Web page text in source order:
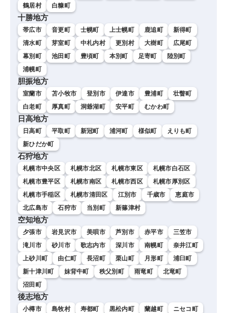
鶴居村 白糠町
十勝地方
帯広市 音更町 士幌町 上士幌町 鹿追町
新得町
清水町
芽室町 中札内村 更別村 大樹町
広尾町
幕別町
池田町 豊頃町 本別町 足寄町
陸別町
浦幌町
胆振地方
室蘭市 苫小牧市 登別市 伊達市 豊浦町
壮瞥町
白老町
厚真町 洞爺湖町 安平町 むかわ町
日高地方
日高町 平取町 新冠町 浦河町 様似町
えりも町
新ひだか町
石狩地方
札幌市中央区 札幌市北区 札幌市東区
札幌市白石区
札幌市豊平区
札幌市南区 札幌市西区
札幌市厚別区
札幌市手稲区
札幌市清田区 江別市 千歳市
恵庭市
北広島市
石狩市 当別町 新篠津村
空知地方
夕張市 岩見沢市 美唄市 芦別市 赤平市
三笠市
滝川市
砂川市 歌志内市 深川市 南幌町
奈井江町
上砂川町
由仁町 長沼町 栗山町 月形町
浦臼町
新十津川町
妹背牛町 秩父別町 雨竜町
北竜町
沼田町
後志地方
小樽市 島牧村 寿都町 黒松内町 蘭越町
ニセコ町